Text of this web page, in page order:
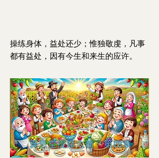
操练身体，益处还少；惟独敬虔，凡事
都有益处，因有今生和来生的应许。